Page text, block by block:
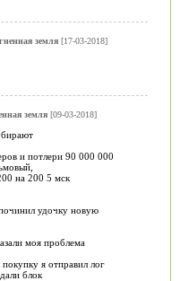
земля[17-03-2018]
земля[09-03-2018]
и потлери 90 000 000
на 200 5 мск
удочку новую
моя проблема
я отправил лог
блок